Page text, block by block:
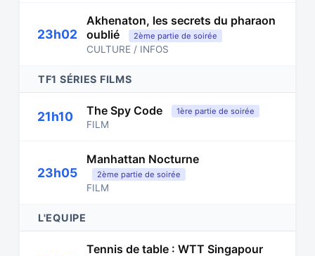
23h02
Akhenaton, les secrets du pharaon
oublié
2ème partie de soirée
CULTURE / INFOS
TF1 SÉRIES FILMS
21h10 The Spy Code 1ère partie de soirée
FILM
23h05
Manhattan Nocturne
2ème partie de soirée
FILM
L'EQUIPE
Tennis de table : WTT Singapour